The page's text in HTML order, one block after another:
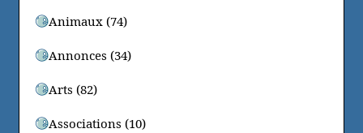
Animaux (74)
Annonces (34)
Arts (82)
Associations (10)